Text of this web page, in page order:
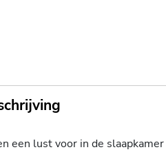
een lust voor in de